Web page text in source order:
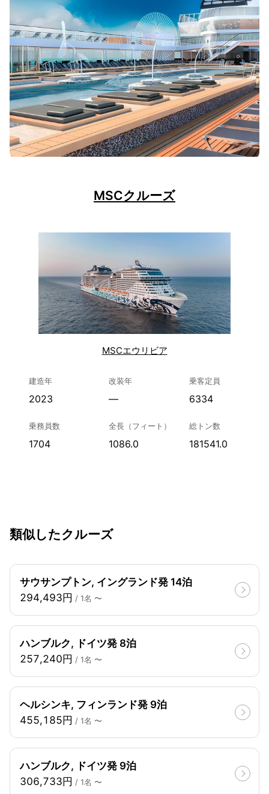
MSCクルーズ
MSCエウリビア
建造年
2023
改装年
—
乗客定員
6334
乗務員数
1704
全長（フィート）
1086.0
総トン数
181541.0
類似したクルーズ
サウサンプトン, イングランド発 14泊
294,493円 / 1名 〜
ハンブルク, ドイツ発 8泊
257,240円 / 1名 〜
ヘルシンキ, フィンランド発 9泊
455,185円 / 1名 〜
ハンブルク, ドイツ発 9泊
306,733円 / 1名 〜